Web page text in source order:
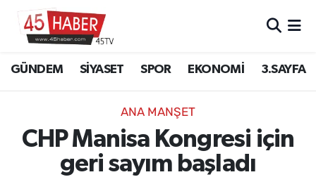
GÜNDEM SİYASET SPOR EKONOMİ 3.SAYFA
ANA MANŞET
CHP Manisa Kongresi için
geri sayım başladı
SİYASET
EKONOMİ
Manisa Hava Durumu
Manisa Namaz Vakitleri
Manisa Trafik Yoğunluk Haritası